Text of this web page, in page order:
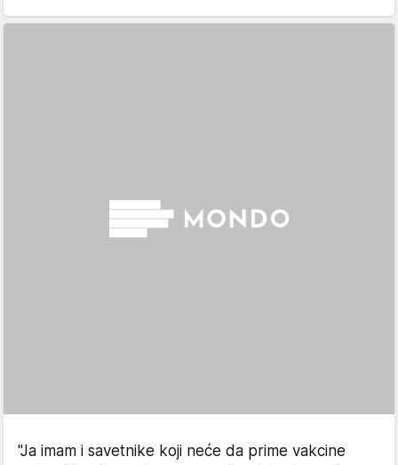
"Ja imam i savetnike koji neće da prime vakcine